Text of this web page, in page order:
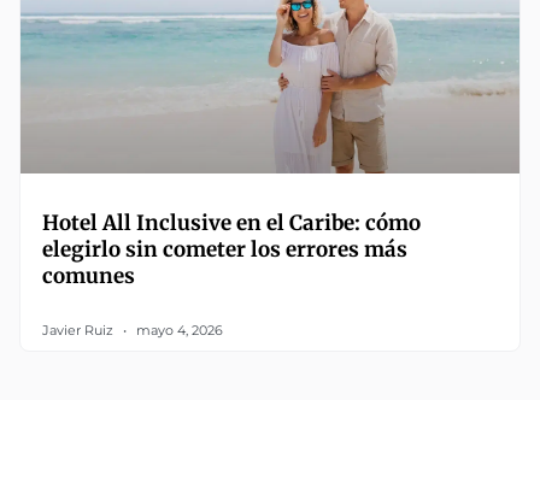
Hotel All Inclusive en el Caribe: cómo
elegirlo sin cometer los errores más
comunes
Javier Ruiz mayo 4, 2026